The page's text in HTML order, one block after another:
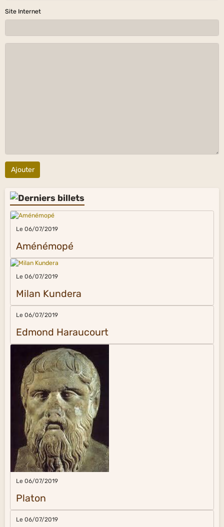
Site Internet
Ajouter
Le 06/07/2019
Aménémopé
Le 06/07/2019
Milan Kundera
Le 06/07/2019
Edmond Haraucourt
Le 06/07/2019
Platon
Le 06/07/2019